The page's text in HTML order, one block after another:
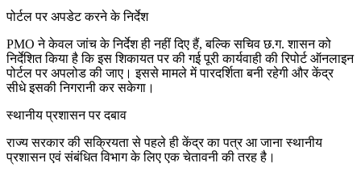
पोर्टल पर अपडेट करने के निर्देश
PMO ने केवल जांच के निर्देश ही नहीं दिए हैं, बल्कि सचिव छ.ग. शासन को
निर्देशित किया है कि इस शिकायत पर की गई पूरी कार्यवाही की रिपोर्ट ऑनलाइन
पोर्टल पर अपलोड की जाए। इससे मामले में पारदर्शिता बनी रहेगी और केंद्र
सीधे इसकी निगरानी कर सकेगा।
स्थानीय प्रशासन पर दबाव
राज्य सरकार की सक्रियता से पहले ही केंद्र का पत्र आ जाना स्थानीय
प्रशासन एवं संबंधित विभाग के लिए एक चेतावनी की तरह है।